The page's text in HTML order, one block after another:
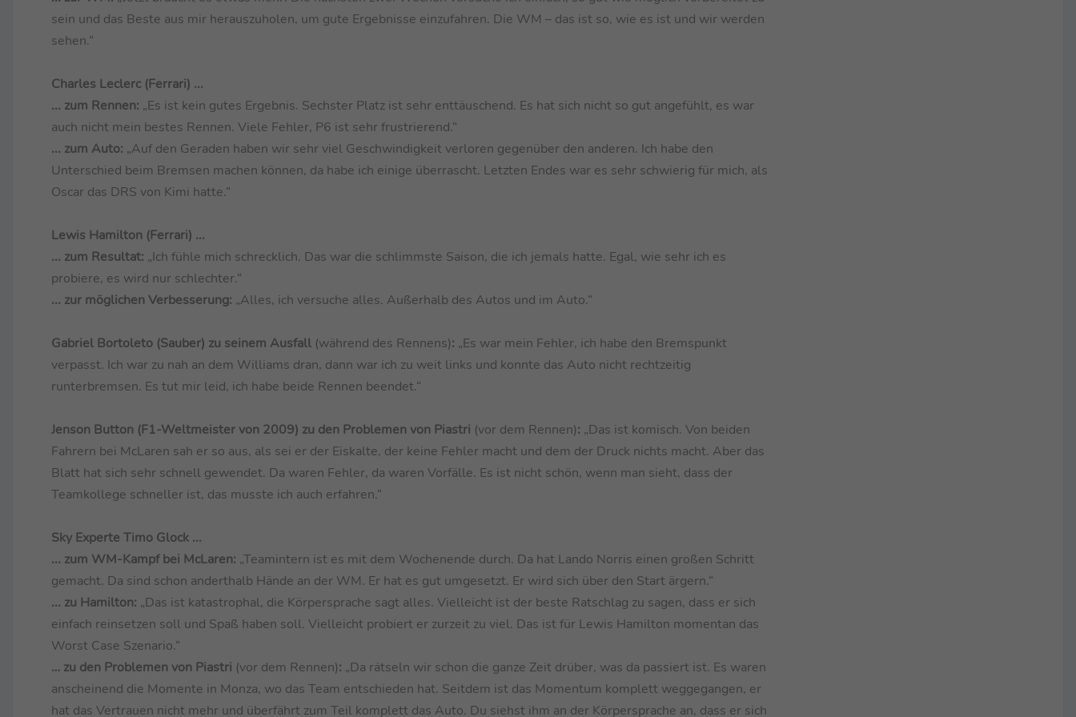
sein und das Beste aus mir herauszuholen, um gute Ergebnisse einzufahren. Die WM – das ist so, wie es ist und wir werden
sehen.“
Charles Leclerc (Ferrari) ...
... zum Rennen: „Es ist kein gutes Ergebnis. Sechster Platz ist sehr enttäuschend. Es hat sich nicht so gut angefühlt, es war
auch nicht mein bestes Rennen. Viele Fehler, P6 ist sehr frustrierend.“
... zum Auto: „Auf den Geraden haben wir sehr viel Geschwindigkeit verloren gegenüber den anderen. Ich habe den
Unterschied beim Bremsen machen können, da habe ich einige überrascht. Letzten Endes war es sehr schwierig für mich, als
Oscar das DRS von Kimi hatte.“
Lewis Hamilton (Ferrari) ...
... zum Resultat: „Ich fühle mich schrecklich. Das war die schlimmste Saison, die ich jemals hatte. Egal, wie sehr ich es
probiere, es wird nur schlechter.“
... zur möglichen Verbesserung: „Alles, ich versuche alles. Außerhalb des Autos und im Auto.“
Gabriel Bortoleto (Sauber) zu seinem Ausfall (während des Rennens): „Es war mein Fehler, ich habe den Bremspunkt
verpasst. Ich war zu nah an dem Williams dran, dann war ich zu weit links und konnte das Auto nicht rechtzeitig
runterbremsen. Es tut mir leid, ich habe beide Rennen beendet.“
Jenson Button (F1-Weltmeister von 2009) zu den Problemen von Piastri (vor dem Rennen): „Das ist komisch. Von beiden
Fahrern bei McLaren sah er so aus, als sei er der Eiskalte, der keine Fehler macht und dem der Druck nichts macht. Aber das
Blatt hat sich sehr schnell gewendet. Da waren Fehler, da waren Vorfälle. Es ist nicht schön, wenn man sieht, dass der
Teamkollege schneller ist, das musste ich auch erfahren.“
Sky Experte Timo Glock ...
... zum WM-Kampf bei McLaren: „Teamintern ist es mit dem Wochenende durch. Da hat Lando Norris einen großen Schritt
gemacht. Da sind schon anderthalb Hände an der WM. Er hat es gut umgesetzt. Er wird sich über den Start ärgern.“
... zu Hamilton: „Das ist katastrophal, die Körpersprache sagt alles. Vielleicht ist der beste Ratschlag zu sagen, dass er sich
einfach reinsetzen soll und Spaß haben soll. Vielleicht probiert er zurzeit zu viel. Das ist für Lewis Hamilton momentan das
Worst Case Szenario.“
… zu den Problemen von Piastri (vor dem Rennen): „Da rätseln wir schon die ganze Zeit drüber, was da passiert ist. Es waren
anscheinend die Momente in Monza, wo das Team entschieden hat. Seitdem ist das Momentum komplett weggegangen, er
hat das Vertrauen nicht mehr und überfährt zum Teil komplett das Auto. Du siehst ihm an der Körpersprache an, dass er sich